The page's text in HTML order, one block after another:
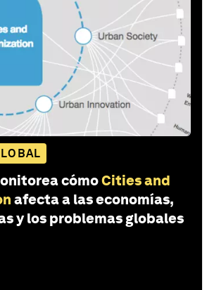
cómoCities and
afecta a las economías,
y los problemas globales